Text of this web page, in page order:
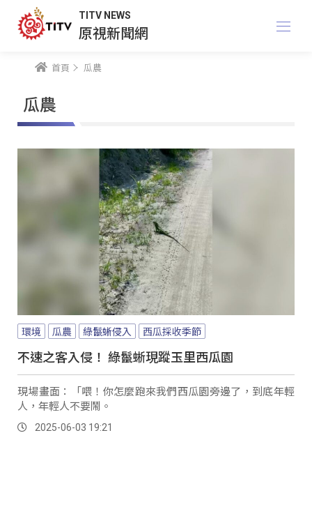
TITV NEWS
原視新聞網
首頁 瓜農
瓜農
環境 瓜農 綠鬣蜥侵入 西瓜採收季節
不速之客入侵！ 綠鬣蜥現蹤玉里西瓜園
現場畫面：「喂！你怎麼跑來我們西瓜園旁邊了，到底年輕
人，年輕人不要鬧。
2025-06-03 19:21